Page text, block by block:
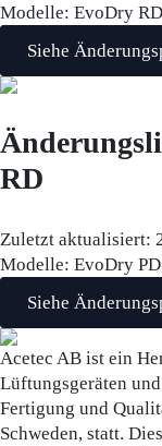
Modelle: EvoDry
Siehe
RD
Zuletzt aktualisiert:
Modelle: EvoDry
Siehe
Acetec AB ist ein
Lüftungsgeräten
Fertigung und
Schweden, statt.